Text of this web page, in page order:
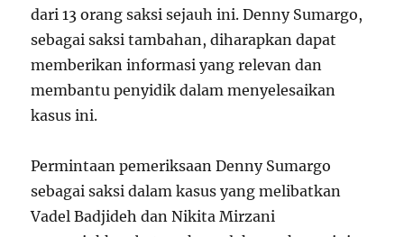
dari 13 orang saksi sejauh ini. Denny Sumargo,
sebagai saksi tambahan, diharapkan dapat
memberikan informasi yang relevan dan
membantu penyidik dalam menyelesaikan
kasus ini.
Permintaan pemeriksaan Denny Sumargo
sebagai saksi dalam kasus yang melibatkan
Vadel Badjideh dan Nikita Mirzani